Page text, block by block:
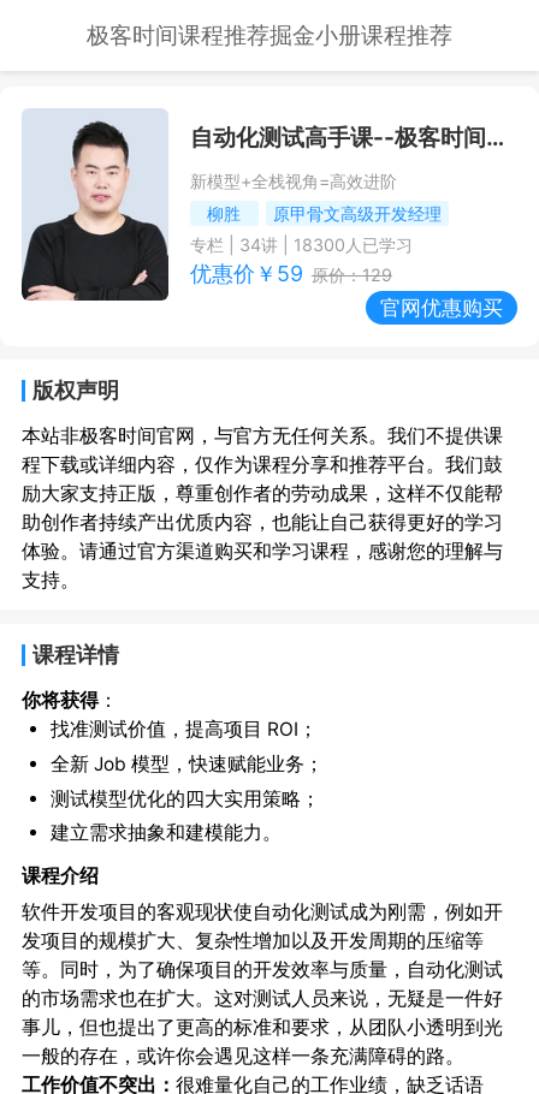
极客时间课程推荐掘金小册课程推荐
自动化测试高手课--极客时间课程推荐/优惠
新模型+全栈视角=高效进阶
柳胜
原甲骨文高级开发经理
专栏
34讲 | 18300 人已学习
优惠价￥ 59 原价：129
官网优惠购买
版权声明
本站非极客时间官网，与官方无任何关系。我们不提供课
程下载或详细内容，仅作为课程分享和推荐平台。我们鼓
励大家支持正版，尊重创作者的劳动成果，这样不仅能帮
助创作者持续产出优质内容，也能让自己获得更好的学习
体验。请通过官方渠道购买和学习课程，感谢您的理解与
支持。
课程详情
你将获得：
找准测试价值，提高项目 ROI；
全新 Job 模型，快速赋能业务；
测试模型优化的四大实用策略；
建立需求抽象和建模能力。
课程介绍
软件开发项目的客观现状使自动化测试成为刚需，例如开
发项目的规模扩大、复杂性增加以及开发周期的压缩等
等。同时，为了确保项目的开发效率与质量，自动化测试
的市场需求也在扩大。这对测试人员来说，无疑是一件好
事儿，但也提出了更高的标准和要求，从团队小透明到光
一般的存在，或许你会遇见这样一条充满障碍的路。
工作价值不突出： 很难量化自己的工作业绩，缺乏话语